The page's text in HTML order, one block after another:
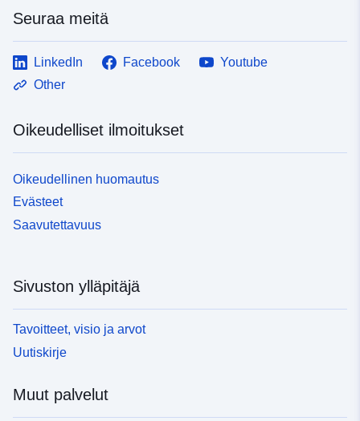
Seuraa meitä
LinkedIn Facebook
Youtube
Other
Oikeudelliset ilmoitukset
Oikeudellinen huomautus
Evästeet
Saavutettavuus
Sivuston ylläpitäjä
Tavoitteet, visio ja arvot
Uutiskirje
Muut palvelut